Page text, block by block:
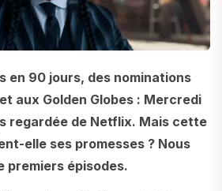
en 90 jours, des nominations
aux Golden Globes : Mercredi
regardée de Netflix. Mais cette
elle ses promesses ? Nous
premiers épisodes.